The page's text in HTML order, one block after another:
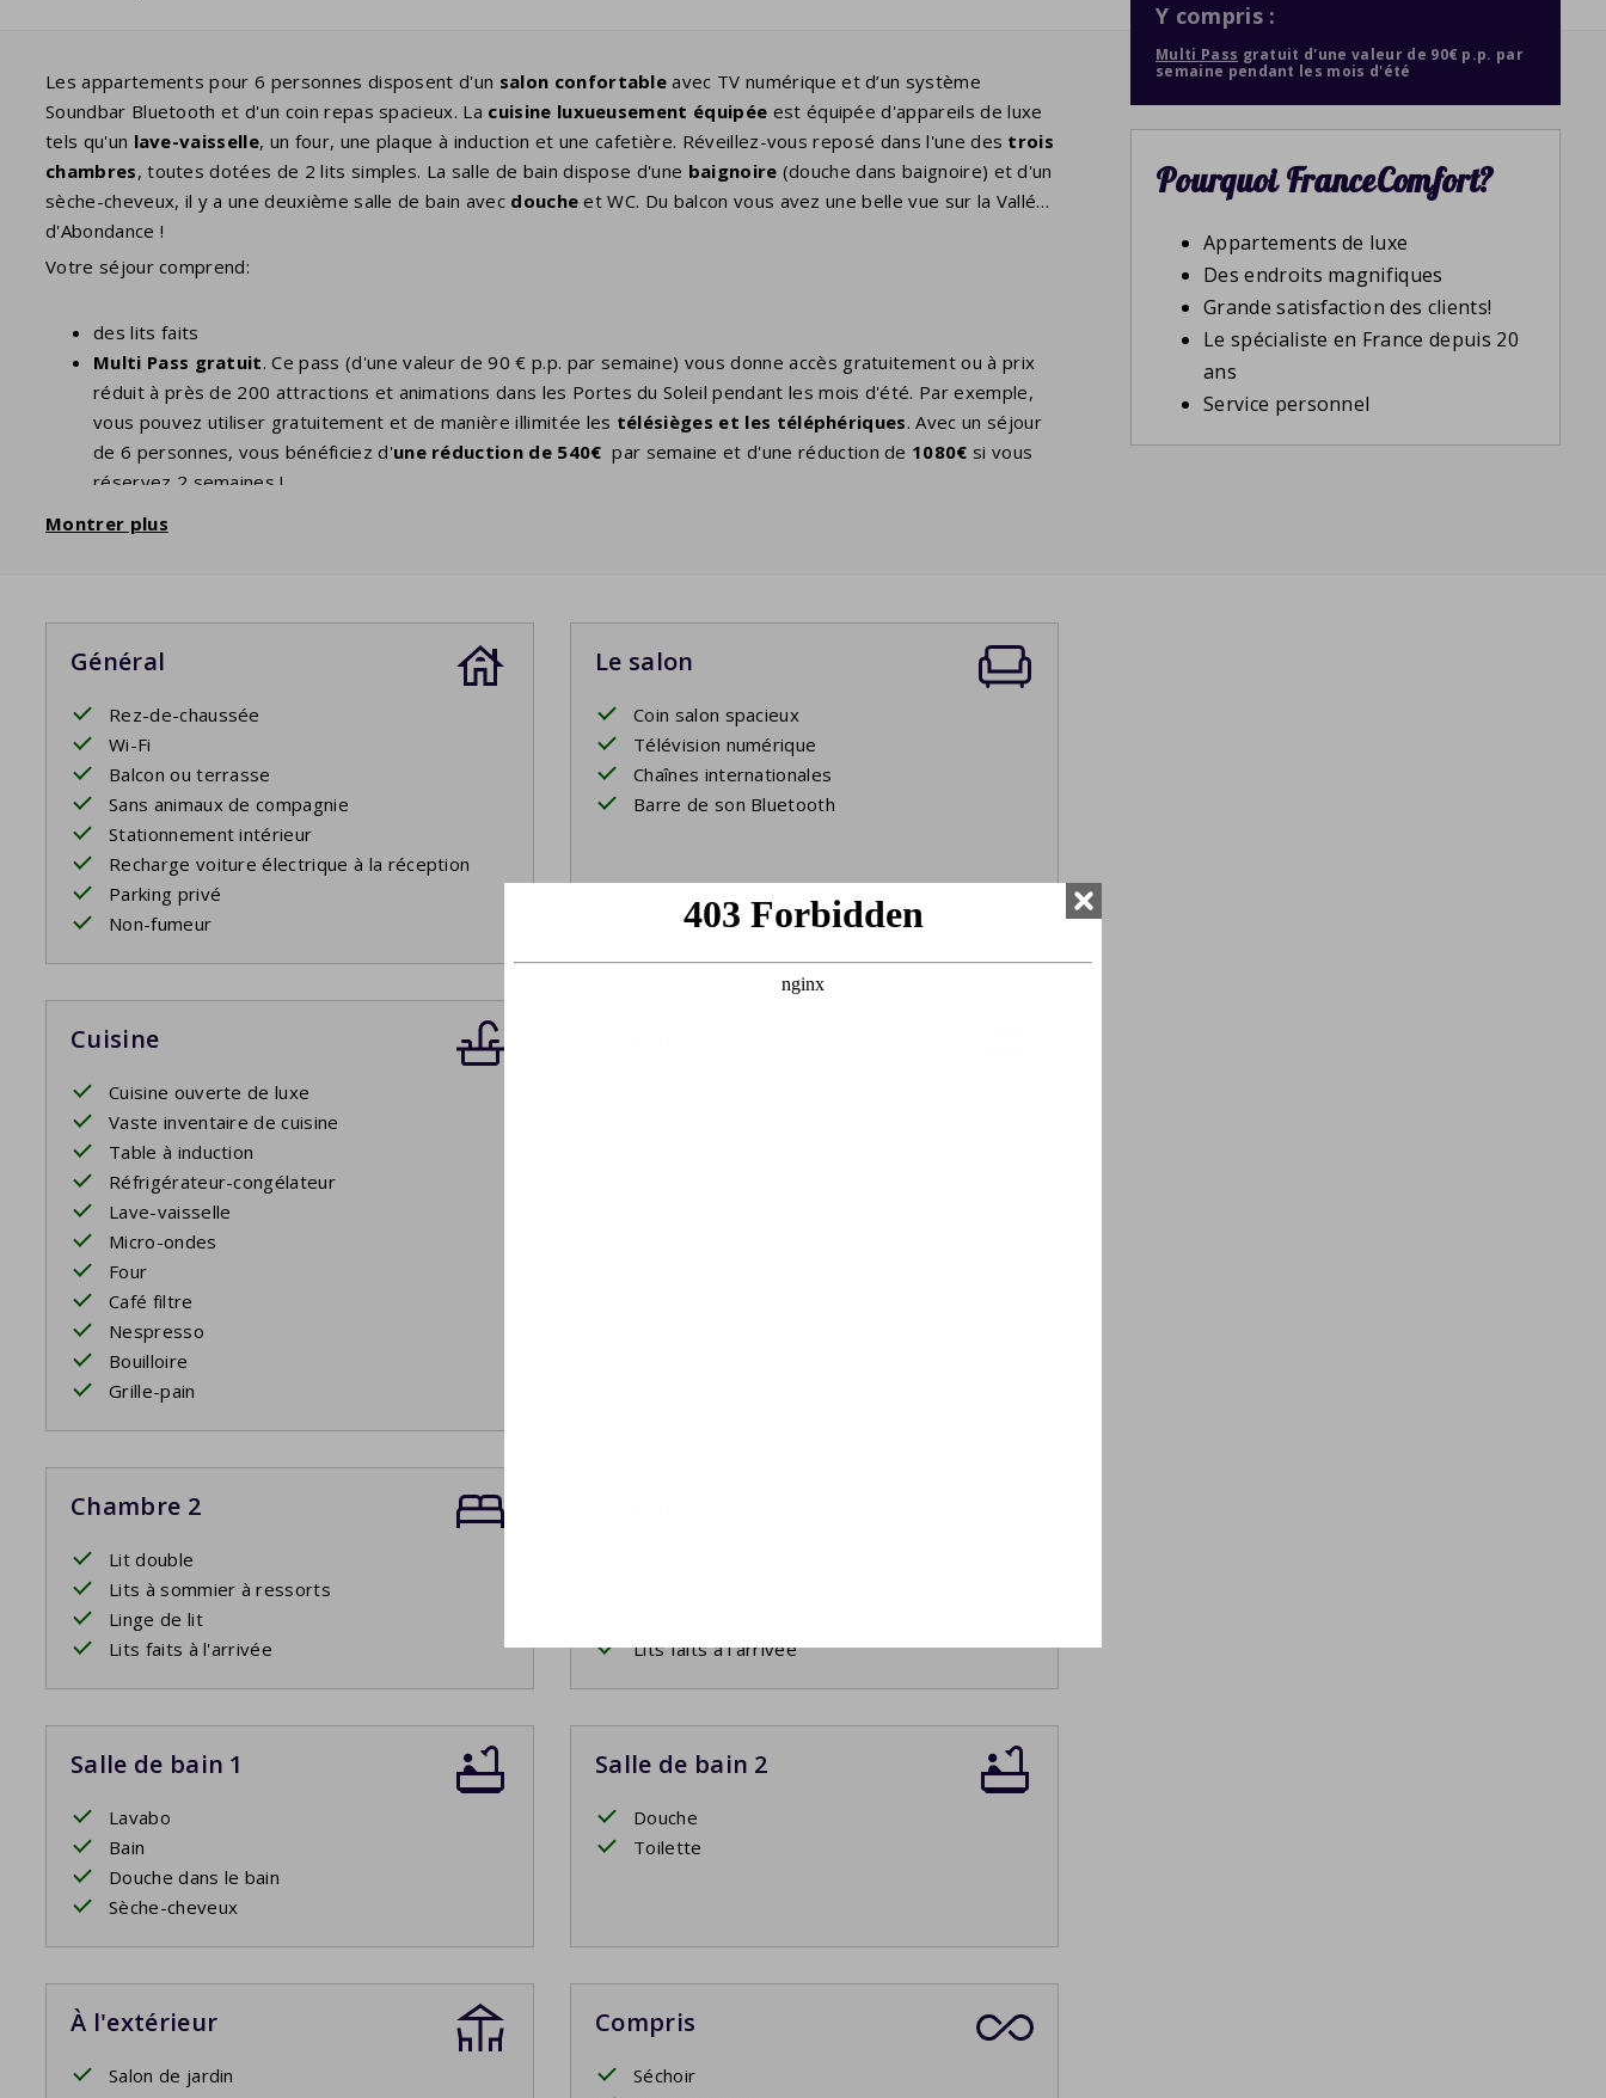
Les appartements pour 6 personnes disposent d'un salon confortable avec TV numérique et d’un système
Soundbar Bluetooth et d'un coin repas spacieux. La cuisine luxueusement équipée est équipée d'appareils de luxe
tels qu'un lave-vaisselle, un four, une plaque à induction et une cafetière. Réveillez-vous reposé dans l'une des trois
chambres, toutes dotées de 2 lits simples. La salle de bain dispose d'une baignoire (douche dans baignoire) et d'un
sèche-cheveux, il y a une deuxième salle de bain avec douche et WC. Du balcon vous avez une belle vue sur la Vallée
d'Abondance !
Votre séjour comprend:
des lits faits
Multi Pass gratuit. Ce pass (d'une valeur de 90 € p.p. par semaine) vous donne accès gratuitement ou à prix
réduit à près de 200 attractions et animations dans les Portes du Soleil pendant les mois d'été. Par exemple,
vous pouvez utiliser gratuitement et de manière illimitée les télésièges et les téléphériques. Avec un séjour
de 6 personnes, vous bénéficiez d'une réduction de 540€ par semaine et d'une réduction de 1080€ si vous
réservez 2 semaines !
Montrer plus
Général
Rez-de-chaussée
Wi-Fi
Balcon ou terrasse
Sans animaux de compagnie
Stationnement intérieur
Recharge voiture électrique à la réception
Parking privé
Non-fumeur
Le salon
Coin salon spacieux
Télévision numérique
Chaînes internationales
Barre de son Bluetooth
Cuisine
Cuisine ouverte de luxe
Vaste inventaire de cuisine
Table à induction
Réfrigérateur-congélateur
Lave-vaisselle
Micro-ondes
Four
Café filtre
Nespresso
Bouilloire
Grille-pain
Chambre 2
Lit double
Lits à sommier à ressorts
Linge de lit
Lits faits à l'arrivée
Lits faits à l'arrivée
Salle de bain 1
Lavabo
Bain
Douche dans le bain
Sèche-cheveux
Salle de bain 2
Douche
Toilette
À l'extérieur
Salon de jardin
Compris
Séchoir
Y compris :
Multi Pass gratuit d'une valeur de 90€ p.p. par
semaine pendant les mois d'été
Pourquoi FranceComfort?
Appartements de luxe
Des endroits magnifiques
Grande satisfaction des clients!
Le spécialiste en France depuis 20
ans
Service personnel